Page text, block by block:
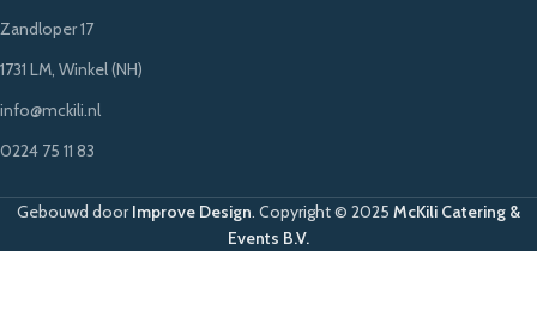
Zandloper 17
1731 LM, Winkel (NH)
info@mckili.nl
0224 75 11 83
Gebouwd doorImprove Design. Copyright © 2025 McKili Catering &
Events B.V.